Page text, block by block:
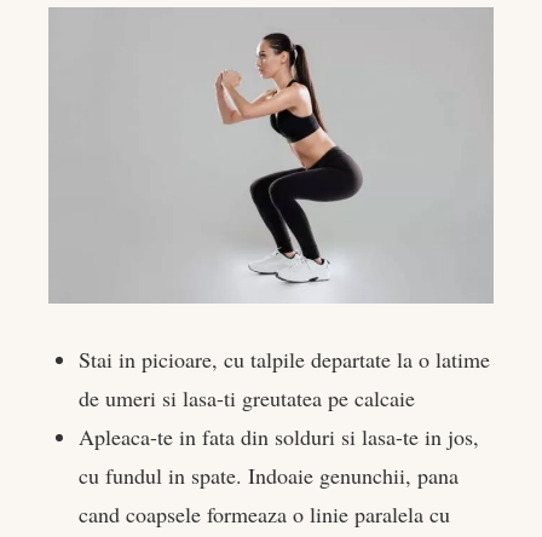
Stai in picioare, cu talpile departate la o latime
de umeri si lasa-ti greutatea pe calcaie
Apleaca-te in fata din solduri si lasa-te in jos,
cu fundul in spate. Indoaie genunchii, pana
cand coapsele formeaza o linie paralela cu